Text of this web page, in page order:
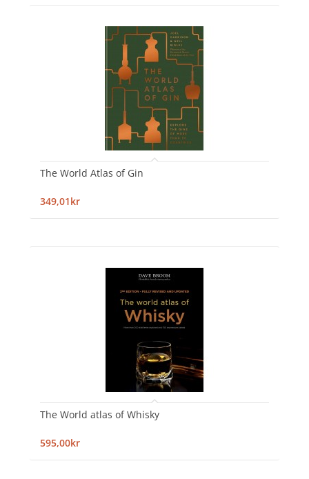
The World Atlas of Gin
349,01kr
The World atlas of Whisky
595,00kr